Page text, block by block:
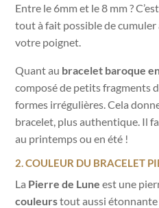
Entre le 6mm et le 8 mm ?
tout à fait possible de cumuler
votre poignet.
Quant au bracelet baroque
composé de petits fragments
formes irrégulières. Cela
bracelet, plus authentique. Il
au printemps ou en été !
2. COULEUR DU BRACELET
La Pierre de Lune est une
couleurstout aussi étonnante